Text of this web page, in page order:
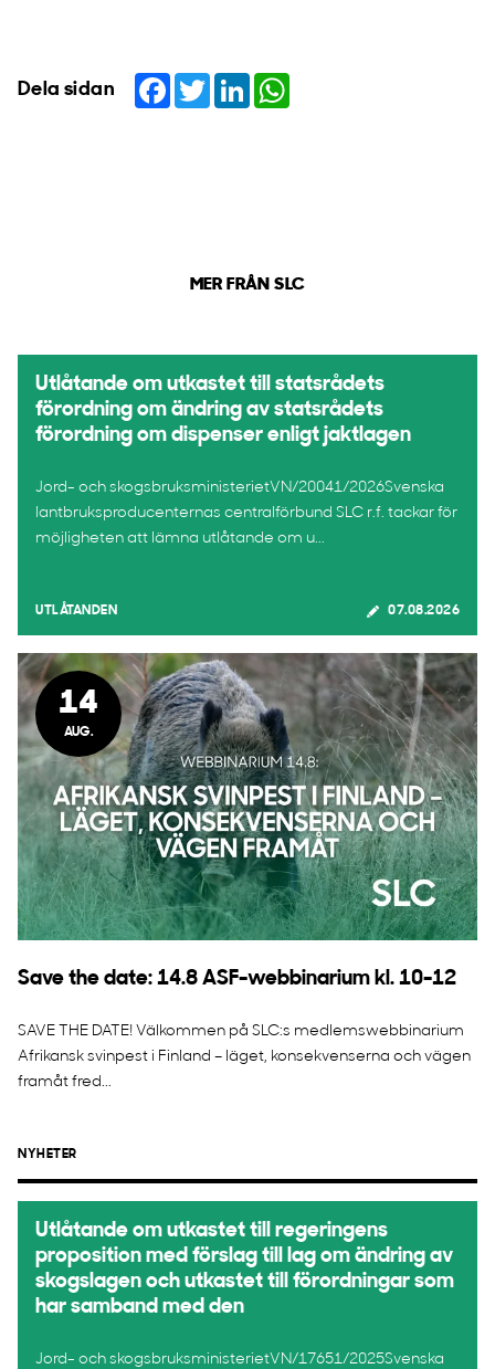
Dela sidan Facebook
TwitterLinkedIn
MER FRÅN SLC
Utlåtande om utkastet till statsrådets
förordning om ändring av statsrådets
förordning om dispenser enligt jaktlagen
Jord- och skogsbruksministerietVN/20041/2026Svenska
lantbruksproducenternas centralförbund SLC r.f. tackar för
möjligheten att lämna utlåtande om u...
UTLÅTANDEN 07.08.2026
14
AUG.
Save the date: 14.8 ASF-webbinarium kl. 10-12
SAVE THE DATE! Välkommen på SLC:s medlemswebbinarium
Afrikansk svinpest i Finland – läget, konsekvenserna och vägen
framåt fred...
NYHETER
Utlåtande om utkastet till regeringens
proposition med förslag till lag om ändring av
skogslagen och utkastet till förordningar som
har samband med den
Jord- och skogsbruksministerietVN/17651/2025Svenska